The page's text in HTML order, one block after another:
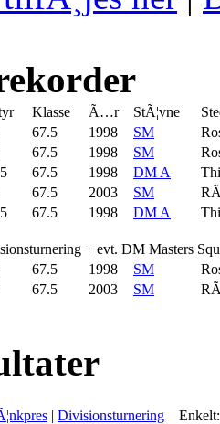
Klasse Ã…r StÃ¦vne
67.5 1998 SM
67.5 1998 SM
67.5 1998 DM A
67.5 2003 SM
67.5 1998 DM A
+ evt. DM Masters
67.5 1998 SM
67.5 2003 SM
| Divisionsturnering
Enkelt: